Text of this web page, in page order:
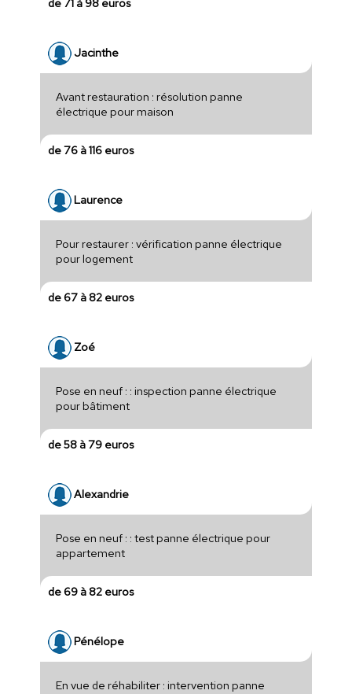
Jacinthe
Avant restauration : résolution panne
électrique pour maison
de 76 à 116 euros
Laurence
Pour restaurer : vérification panne électrique
pour logement
de 67 à 82 euros
Zoé
Pose en neuf : : inspection panne électrique
pour bâtiment
de 58 à 79 euros
Alexandrie
Pose en neuf : : test panne électrique pour
appartement
de 69 à 82 euros
Pénélope
En vue de réhabiliter : intervention panne